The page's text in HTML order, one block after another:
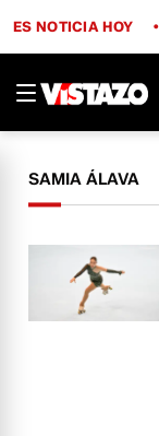
ES NOTICIA HOY
SAMIA ÁLAVA